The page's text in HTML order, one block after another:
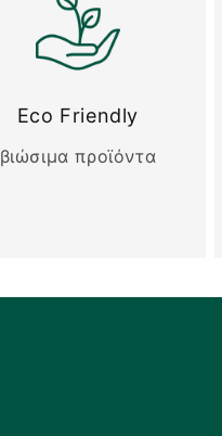
Eco Friendly
βιώσιμα προϊόντα